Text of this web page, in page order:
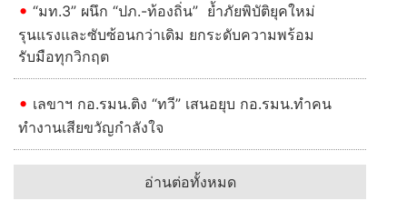
“มท.3” ผนึก “ปภ.-ท้องถิ่น” ย้ำภัยพิบัติยุคใหม่
รุนแรงและซับซ้อนกว่าเดิม ยกระดับความพร้อม
รับมือทุกวิกฤต
เลขาฯ กอ.รมน.ติง “ทวี” เสนอยุบ กอ.รมน.ทำคน
ทำงานเสียขวัญกำลังใจ
อ่านต่อทั้งหมด